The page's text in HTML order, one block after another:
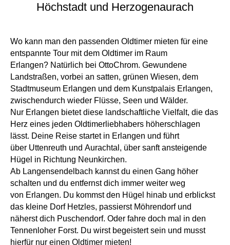
Höchstadt und Herzogenaurach
Wo kann man den passenden Oldtimer mieten für eine
entspannte Tour mit dem Oldtimer im Raum
Erlangen? Natürlich bei OttoChrom. Gewundene
Landstraßen, vorbei an satten, grünen Wiesen, dem
Stadtmuseum Erlangen und dem Kunstpalais Erlangen,
zwischendurch wieder Flüsse, Seen und Wälder.
Nur Erlangen bietet diese landschaftliche Vielfalt, die das
Herz eines jeden Oldtimerliebhabers höherschlagen
lässt. Deine Reise startet in Erlangen und führt
über Uttenreuth und Aurachtal, über sanft ansteigende
Hügel in Richtung Neunkirchen.
Ab Langensendelbach kannst du einen Gang höher
schalten und du entfernst dich immer weiter weg
von Erlangen. Du kommst den Hügel hinab und erblickst
das kleine Dorf Hetzles, passierst Möhrendorf und
näherst dich Puschendorf. Oder fahre doch mal in den
Tennenloher Forst. Du wirst begeistert sein und musst
hierfür nur einen Oldtimer mieten!